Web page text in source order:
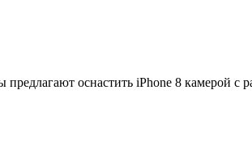
предлагают оснастить iPhone 8 камерой